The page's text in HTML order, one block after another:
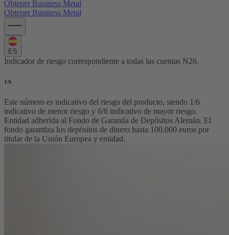
Obtener Business Metal
Obtener Business Metal
ES
Indicador de riesgo correspondiente a todas las cuentas N26.
1 /6
Este número es indicativo del riesgo del producto, siendo 1/6
indicativo de menor riesgo y 6/6 indicativo de mayor riesgo.
Entidad adherida al Fondo de Garantía de Depósitos Alemán. El
fondo garantiza los depósitos de dinero hasta 100.000 euros por
titular de la Unión Europea y entidad.